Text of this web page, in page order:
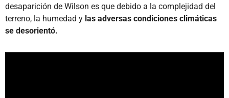
desaparición de Wilson es que debido a la complejidad del
terreno, la humedad y las adversas condiciones climáticas
se desorientó.